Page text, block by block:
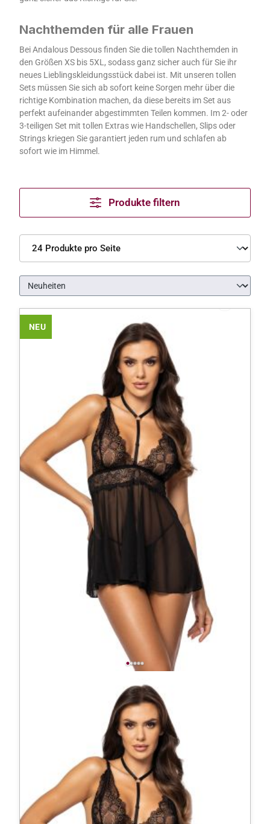
Nachthemden für alle Frauen
Bei Andalous Dessous finden Sie die tollen Nachthemden in
den Größen XS bis 5XL, sodass ganz sicher auch für Sie ihr
neues Lieblingskleidungsstück dabei ist. Mit unseren tollen
Sets müssen Sie sich ab sofort keine Sorgen mehr über die
richtige Kombination machen, da diese bereits im Set aus
perfekt aufeinander abgestimmten Teilen kommen. Im 2- oder
3-teiligen Set mit tollen Extras wie Handschellen, Slips oder
Strings kriegen Sie garantiert jeden rum und schlafen ab
sofort wie im Himmel.
Produkte filtern
NEU